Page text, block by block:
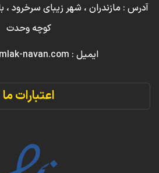
آدرس : مازندران ، شهر زیبای سرخرود ،
کوچه وحدت
ایمیل : info [@] amlak-navan.com
اعتبارات ما